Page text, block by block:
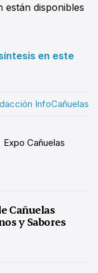
están disponibles
en este
InfoCañuelas
Expo Cañuelas
Cañuelas
y Sabores